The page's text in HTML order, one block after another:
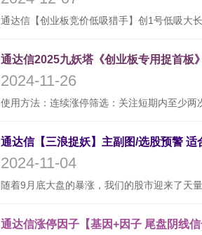
通达信2025九妖塔《创业板专用捉首板
2024-11-26
2024-11-04
通达信涨停因子【基因+因子 尾盘阴线